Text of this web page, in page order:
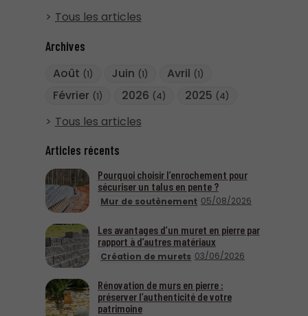
Tous les articles
Archives
Août (1) Juin (1) Avril (1)
Février (1) 2026 (4) 2025 (4)
Tous les articles
Articles récents
Mur de soutènement 05/08/2026
Pourquoi choisir l’enrochement pour
sécuriser un talus en pente ?
Création de murets 03/06/2026
Les avantages d’un muret en pierre par
rapport à d’autres matériaux
Rénovation de murs en pierre :
préserver l’authenticité de votre
patrimoine